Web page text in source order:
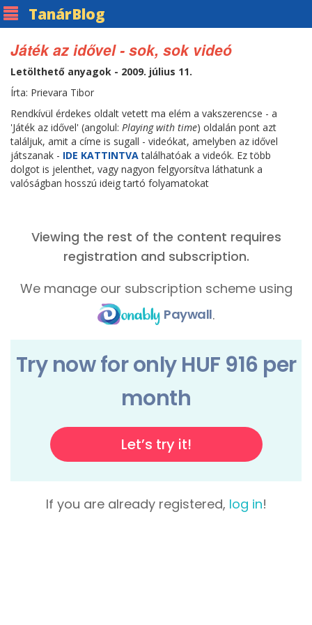
TanárBlog
Játék az idővel - sok, sok videó
Letölthető anyagok - 2009. július 11.
Írta: Prievara Tibor
Rendkívül érdekes oldalt vetett ma elém a vakszerencse - a
'Játék az idővel' (angolul: Playing with time) oldalán pont azt
találjuk, amit a címe is sugall - videókat, amelyben az idővel
játszanak - IDE KATTINTVAtalálhatóak a videók. Ez több
dolgot is jelenthet, vagy nagyon felgyorsítva láthatunk a
valóságban hosszú ideig tartó folyamatokat